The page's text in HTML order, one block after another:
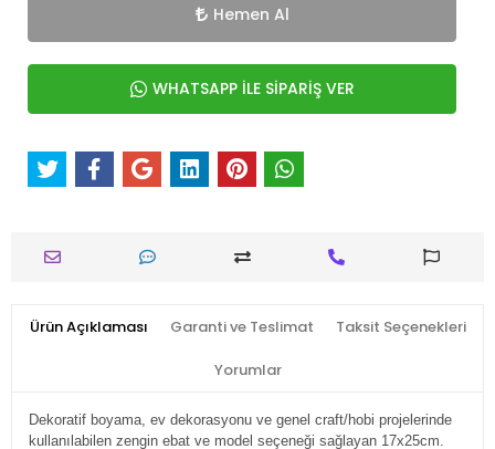
Hemen Al
WHATSAPP İLE SİPARİŞ VER
Ürün Açıklaması Garanti ve Teslimat Taksit Seçenekleri
Yorumlar
Dekoratif boyama, ev dekorasyonu ve genel craft/hobi projelerinde
kullanılabilen zengin ebat ve model seçeneği sağlayan 17x25cm.